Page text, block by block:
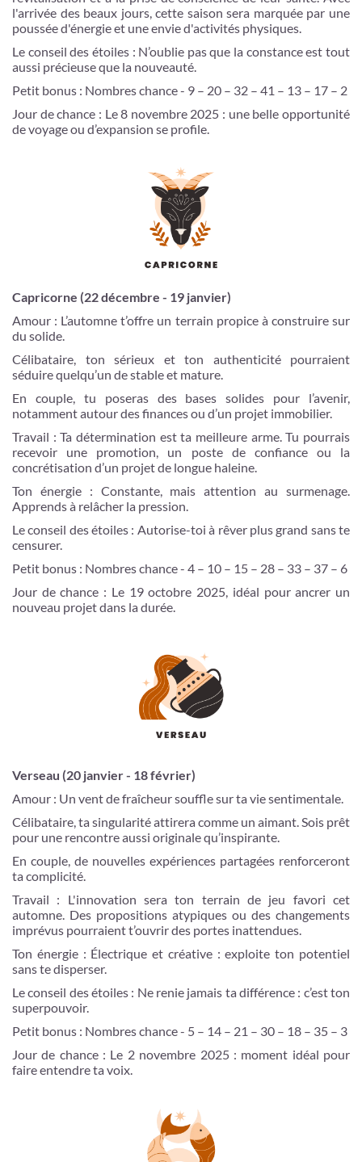
l'arrivée des beaux jours, cette saison sera marquée par une
poussée d'énergie et une envie d'activités physiques.
Le conseil des étoiles : N’oublie pas que la constance est tout
aussi précieuse que la nouveauté.
Petit bonus : Nombres chance - 9 – 20 – 32 – 41 – 13 – 17 – 2
Jour de chance : Le 8 novembre 2025 : une belle opportunité
de voyage ou d’expansion se profile.
Capricorne (22 décembre - 19 janvier)
Amour : L’automne t’offre un terrain propice à construire sur
du solide.
Célibataire, ton sérieux et ton authenticité pourraient
séduire quelqu’un de stable et mature.
En couple, tu poseras des bases solides pour l’avenir,
notamment autour des finances ou d’un projet immobilier.
Travail : Ta détermination est ta meilleure arme. Tu pourrais
recevoir une promotion, un poste de confiance ou la
concrétisation d’un projet de longue haleine.
Ton énergie : Constante, mais attention au surmenage.
Apprends à relâcher la pression.
Le conseil des étoiles : Autorise-toi à rêver plus grand sans te
censurer.
Petit bonus : Nombres chance - 4 – 10 – 15 – 28 – 33 – 37 – 6
Jour de chance : Le 19 octobre 2025, idéal pour ancrer un
nouveau projet dans la durée.
Verseau (20 janvier - 18 février)
Amour : Un vent de fraîcheur souffle sur ta vie sentimentale.
Célibataire, ta singularité attirera comme un aimant. Sois prêt
pour une rencontre aussi originale qu’inspirante.
En couple, de nouvelles expériences partagées renforceront
ta complicité.
Travail : L'innovation sera ton terrain de jeu favori cet
automne. Des propositions atypiques ou des changements
imprévus pourraient t’ouvrir des portes inattendues.
Ton énergie : Électrique et créative : exploite ton potentiel
sans te disperser.
Le conseil des étoiles : Ne renie jamais ta différence : c’est ton
superpouvoir.
Petit bonus : Nombres chance - 5 – 14 – 21 – 30 – 18 – 35 – 3
Jour de chance : Le 2 novembre 2025 : moment idéal pour
faire entendre ta voix.